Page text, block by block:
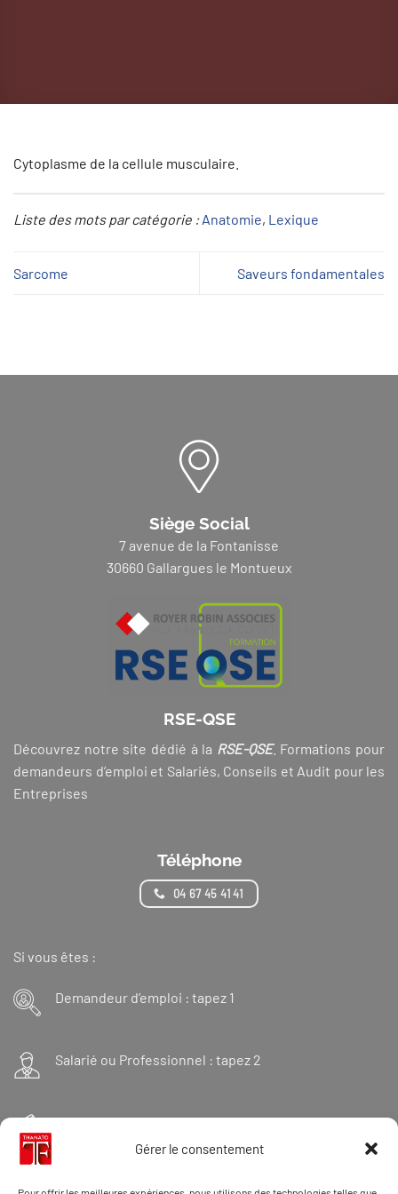
Gérer le consentement
Cytoplasme de la cellule musculaire.
Liste des mots par catégorie :Anatomie, Lexique
Sarcome Saveurs fondamentales
Siège Social
7 avenue de la Fontanisse
30660 Gallargues le Montueux
RSE-QSE
Découvrez notre site dédié à la RSE-QSE. Formations pour
demandeurs d’emploi et Salariés, Conseils et Audit pour les
Entreprises
Téléphone
04 67 45 41 41
Si vous êtes :
Demandeur d’emploi : tapez 1
Salarié ou Professionnel : tapez 2
Financeur : tapez 3
Et « 98 » pour une formation Thanatopraxie